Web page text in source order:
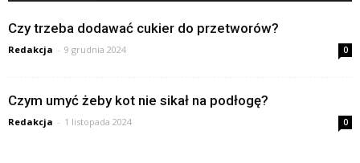
Czy trzeba dodawać cukier do przetworów?
Redakcja - 9 grudnia 2024 0
Czym umyć żeby kot nie sikał na podłogę?
Redakcja - 1 listopada 2024 0